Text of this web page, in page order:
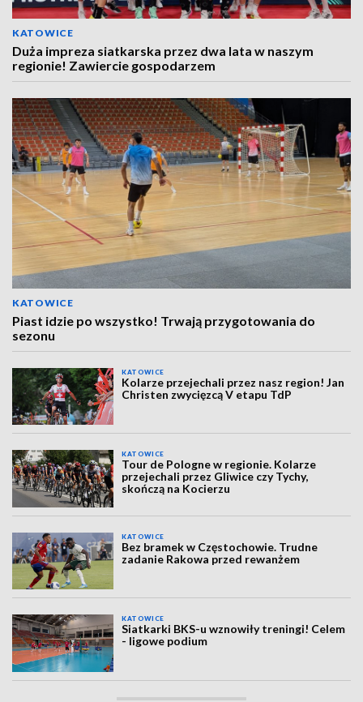
KATOWICE
Duża impreza siatkarska przez dwa lata w naszym
regionie! Zawiercie gospodarzem
KATOWICE
Piast idzie po wszystko! Trwają przygotowania do
sezonu
KATOWICE
Kolarze przejechali przez nasz region! Jan
Christen zwycięzcą V etapu TdP
KATOWICE
Tour de Pologne w regionie. Kolarze
przejechali przez Gliwice czy Tychy,
skończą na Kocierzu
KATOWICE
Bez bramek w Częstochowie. Trudne
zadanie Rakowa przed rewanżem
KATOWICE
Siatkarki BKS-u wznowiły treningi! Celem
- ligowe podium